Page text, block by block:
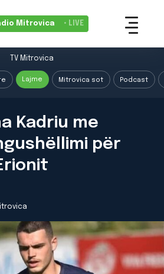
Mitrovica • LIVE
TV Mitrovica
Lajme Mitrovica sot Podcast
Kadriu me
për